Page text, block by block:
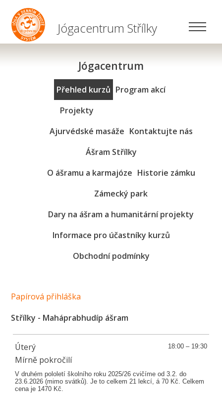
Jógacentrum Střílky
Jógacentrum
Přehled kurzů Program akcí
Projekty
Ajurvédské masáže Kontaktujte nás
Ášram Střílky
O ášramu a karmajóze Historie zámku
Zámecký park
Dary na ášram a humanitární projekty
Informace pro účastníky kurzů
Obchodní podmínky
Papírová přihláška
Střílky - Maháprabhudíp ášram
Úterý 18:00 – 19:30
Mírně pokročilí
V druhém pololetí školního roku 2025/26 cvičíme od 3.2. do
23.6.2026 (mimo svátků). Je to celkem 21 lekcí, á 70 Kč. Celkem
cena je 1470 Kč.